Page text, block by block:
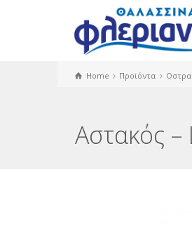
Home Προϊόντα
Αστακός